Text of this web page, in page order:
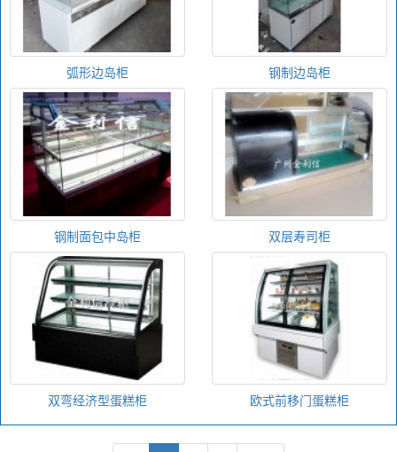
弧形边岛柜 钢制边岛柜
钢制面包中岛柜 双层寿司柜
双弯经济型蛋糕柜 欧式前移门蛋糕柜